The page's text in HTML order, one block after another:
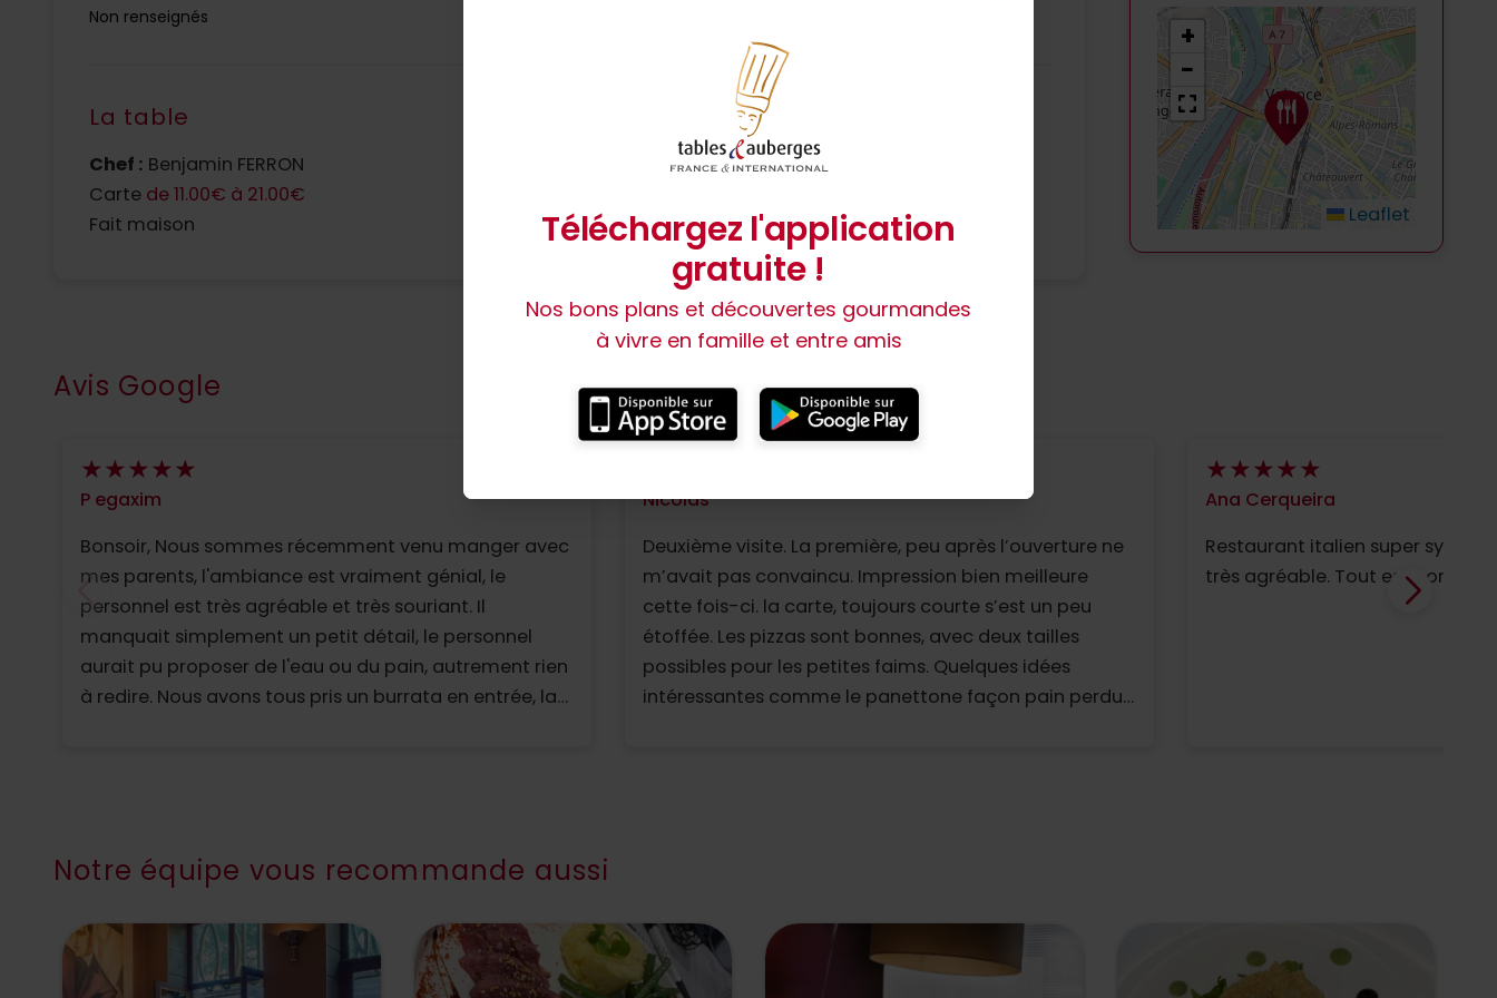
Non renseignés
La table
Chef : Benjamin FERRON
Carte de 11.00€ à 21.00€
Fait maison
Informations sur l'établissement
Nom de l’exploitant :Benjamin FERRON
Langues parlées :
Modes de paiement :
+
−
Leaflet
Avis Google
P egaxim
Bonsoir, Nous sommes récemment venu manger avec
mes parents, l'ambiance est vraiment génial, le
personnel est très agréable et très souriant. Il
manquait simplement un petit détail, le personnel
aurait pu proposer de l'eau ou du pain, autrement rien
à redire. Nous avons tous pris un burrata en entrée, la
Nicolas
Deuxième visite. La première, peu après l’ouverture ne
m’avait pas convaincu. Impression bien meilleure
cette fois-ci. la carte, toujours courte s’est un peu
étoffée. Les pizzas sont bonnes, avec deux tailles
possibles pour les petites faims. Quelques idées
intéressantes comme le panettone façon pain perdu.
Ana Cerqueira
Restaurant italien super sympa.
très agréable. Tout est bon ! Je
Notre équipe vous recommande aussi
Téléchargez l'application
gratuite !
Nos bons plans et découvertes gourmandes
à vivre en famille et entre amis